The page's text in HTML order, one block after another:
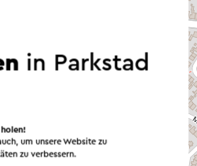
©OpenStreetMap
in Parkstad
holen!
um unsere Website zu
zu verbessern.